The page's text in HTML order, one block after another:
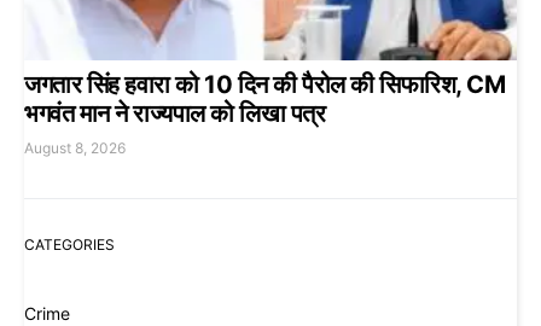
जगतार सिंह हवारा को 10 दिन की पैरोल की सिफारिश, CM
भगवंत मान ने राज्यपाल को लिखा पत्र
August 8, 2026
CATEGORIES
Crime